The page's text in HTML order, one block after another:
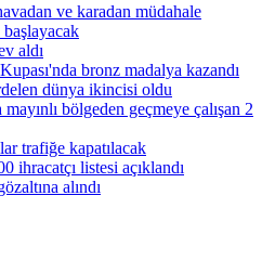
ve karadan müdahale
aldı
bronz madalya kazandı
dünya ikincisi oldu
bölgeden geçmeye çalışan 2
trafiğe kapatılacak
ihracatçı listesi açıklandı
alındı